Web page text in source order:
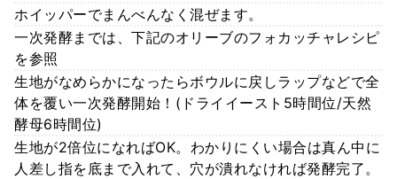
ホイッパーでまんべんなく混ぜます。
一次発酵までは、下記のオリーブのフォカッチャレシピ
を参照
生地がなめらかになったらボウルに戻しラップなどで全
体を覆い一次発酵開始！(ドライイースト5時間位/天然
酵母6時間位)
生地が2倍位になればOK。わかりにくい場合は真ん中に
人差し指を底まで入れて、穴が潰れなければ発酵完了。